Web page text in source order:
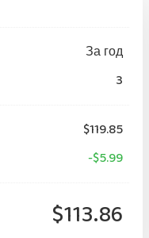
За год
3
$119.85
-$5.99
$113.86